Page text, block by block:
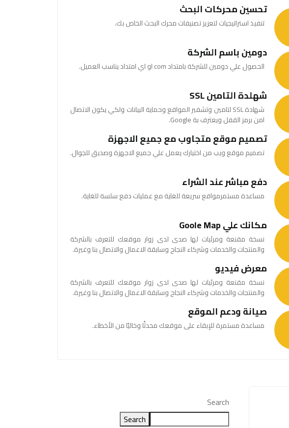
تحسين محركات البحث
تنفيذ استراتيجيات لتعزيز تصنيفات محرك البحث الخاص بك.
دومين باسم الشركة
الحصول علي دومين للشركة بامتداد com او اي امتداد يناسب العميل.
شهلدة التامين SSL
شهادة SSL لتامين وتشفير المواقع وحماية البيانات ولكي يكون الاتصال
امن برمز القفل ويعترف بة Google.
تصميم موقع متجاوب مع جميع الاجهزة
تصميم موقع ويب من اختيارك يعمل علي جميع الاجهزة وصديق للجوال.
دفع مباشر عند الشراء
مساعدة مستمرمواقع سريعة للغاية مع عمليات دفع سلسة للغاية.
مكانك علي Goole Map
نسخة مقنعة ومرئيات لها صدى لدى زوار موقعك للتعرف بالشركة
والمنتجات والخدمات وشركاء النجاح وسابقة الاعمال والاتصال بنا وغيرة.
معرض فيديو
نسخة مقنعة ومرئيات لها صدى لدى زوار موقعك للتعرف بالشركة
والمنتجات والخدمات وشركاء النجاح وسابقة الاعمال والاتصال بنا وغيرة.
صيانة ودعم الموقع
مساعدة مستمرة للإبقاء على موقعك محدثًا وخاليًا من الأخطاء.
Search
Search